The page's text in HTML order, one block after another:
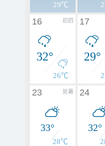
29℃
初四
16
32°
26℃
17
29°
处暑
23
33°
28℃
24
32°